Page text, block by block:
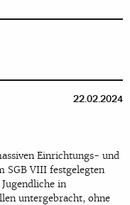
22.02.2024
Einrichtungs- und
SGB VIII festgelegten
in
untergebracht, ohne